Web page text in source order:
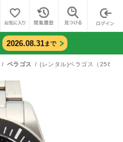
2026.08.31まで
ペラゴス (レンタル)ペラゴス（